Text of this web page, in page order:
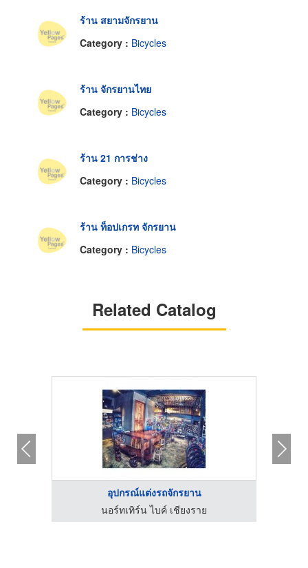
ร้าน สยามจักรยาน
Category : Bicycles
ร้าน จักรยานไทย
Category : Bicycles
ร้าน 21 การช่าง
Category : Bicycles
ร้าน ท็อปเกรท จักรยาน
Category : Bicycles
Related Catalog
อุปกรณ์แต่งรถจักรยาน
นอร์ทเทิร์น ไบค์ เชียงราย